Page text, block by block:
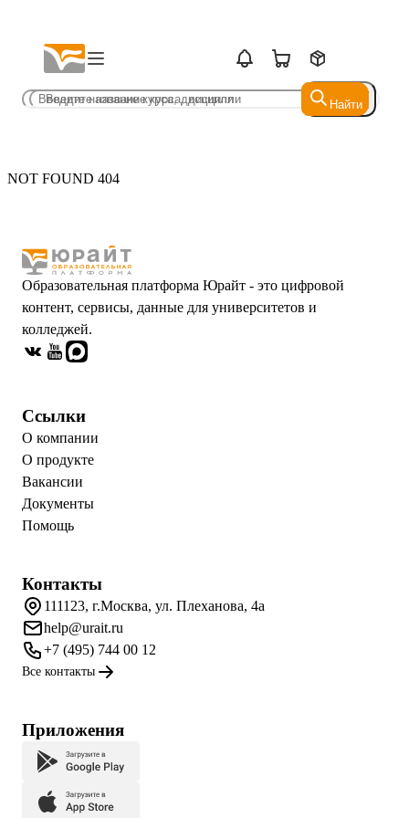
Найти
Найти
NOT FOUND 404
Образовательная платформа Юрайт - это цифровой
контент, сервисы, данные для университетов и
колледжей.
Ссылки
О компании
О продукте
Вакансии
Документы
Помощь
Контакты
111123, г.Москва, ул. Плеханова, 4а
help@urait.ru
+7 (495) 744 00 12
Все контакты
Приложения